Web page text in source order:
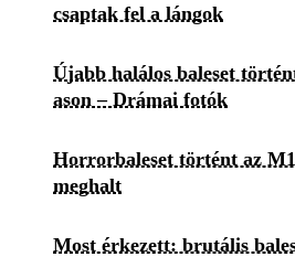
csaptak fel a lángok
Újabb halálos baleset
ason – Drámai fotók
Horrorbaleset történt az
meghalt
Most érkezett: brutális